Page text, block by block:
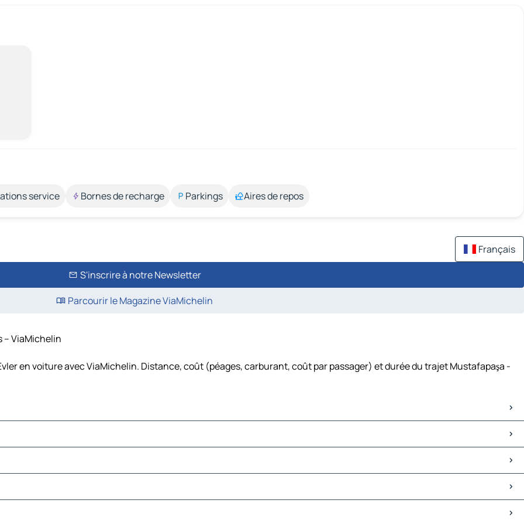
service Bornes de recharge Parkings Aires de repos
Français
S'inscrire à notre Newsletter
Parcourir le Magazine ViaMichelin
– ViaMichelin
en voiture avec ViaMichelin. Distance, coût (péages, carburant, coût par passager) et durée du trajet Mustafapaşa -